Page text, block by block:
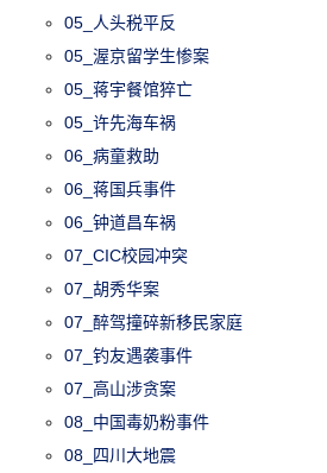
05_人头税平反
05_渥京留学生惨案
05_蒋宇餐馆猝亡
05_许先海车祸
06_病童救助
06_蒋国兵事件
06_钟道昌车祸
07_CIC校园冲突
07_胡秀华案
07_醉驾撞碎新移民家庭
07_钓友遇袭事件
07_高山涉贪案
08_中国毒奶粉事件
08_四川大地震